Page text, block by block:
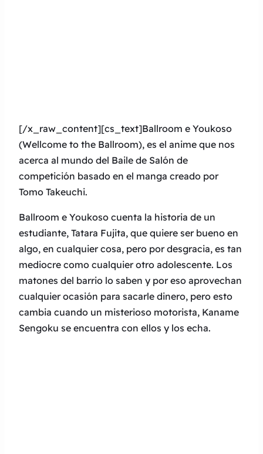
[/x_raw_content][cs_text]Ballroom e Youkoso
(Wellcome to the Ballroom), es el anime que nos
acerca al mundo del Baile de Salón de
competición basado en el manga creado por
Tomo Takeuchi.
Ballroom e Youkoso cuenta la historia de un
estudiante, Tatara Fujita, que quiere ser bueno en
algo, en cualquier cosa, pero por desgracia, es tan
mediocre como cualquier otro adolescente. Los
matones del barrio lo saben y por eso aprovechan
cualquier ocasión para sacarle dinero, pero esto
cambia cuando un misterioso motorista, Kaname
Sengoku se encuentra con ellos y los echa.